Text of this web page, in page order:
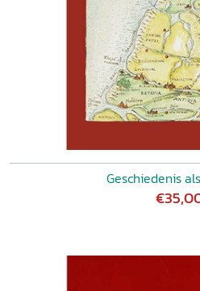
Geschiedenis